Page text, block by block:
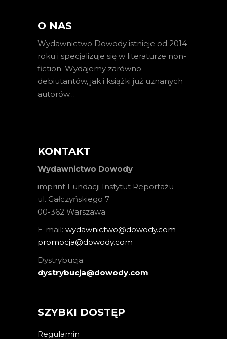
O NAS
Wydawnictwo Dowody istnieje od 2014
roku i specjalizuje się w literaturze non-
fiction. Wydajemy zarówno
debiutantów, jak i książki już uznanych
autorów…
KONTAKT
Wydawnictwo Dowody
imprint Fundacji Instytut Reportażu
ul. Gałczyńskiego 7
00-362 Warszawa
E-mail: wydawnictwo@dowody.com
promocja@dowody.com
Dystrybucja:
dystrybucja@dowody.com
SZYBKI DOSTĘP
Regulamin